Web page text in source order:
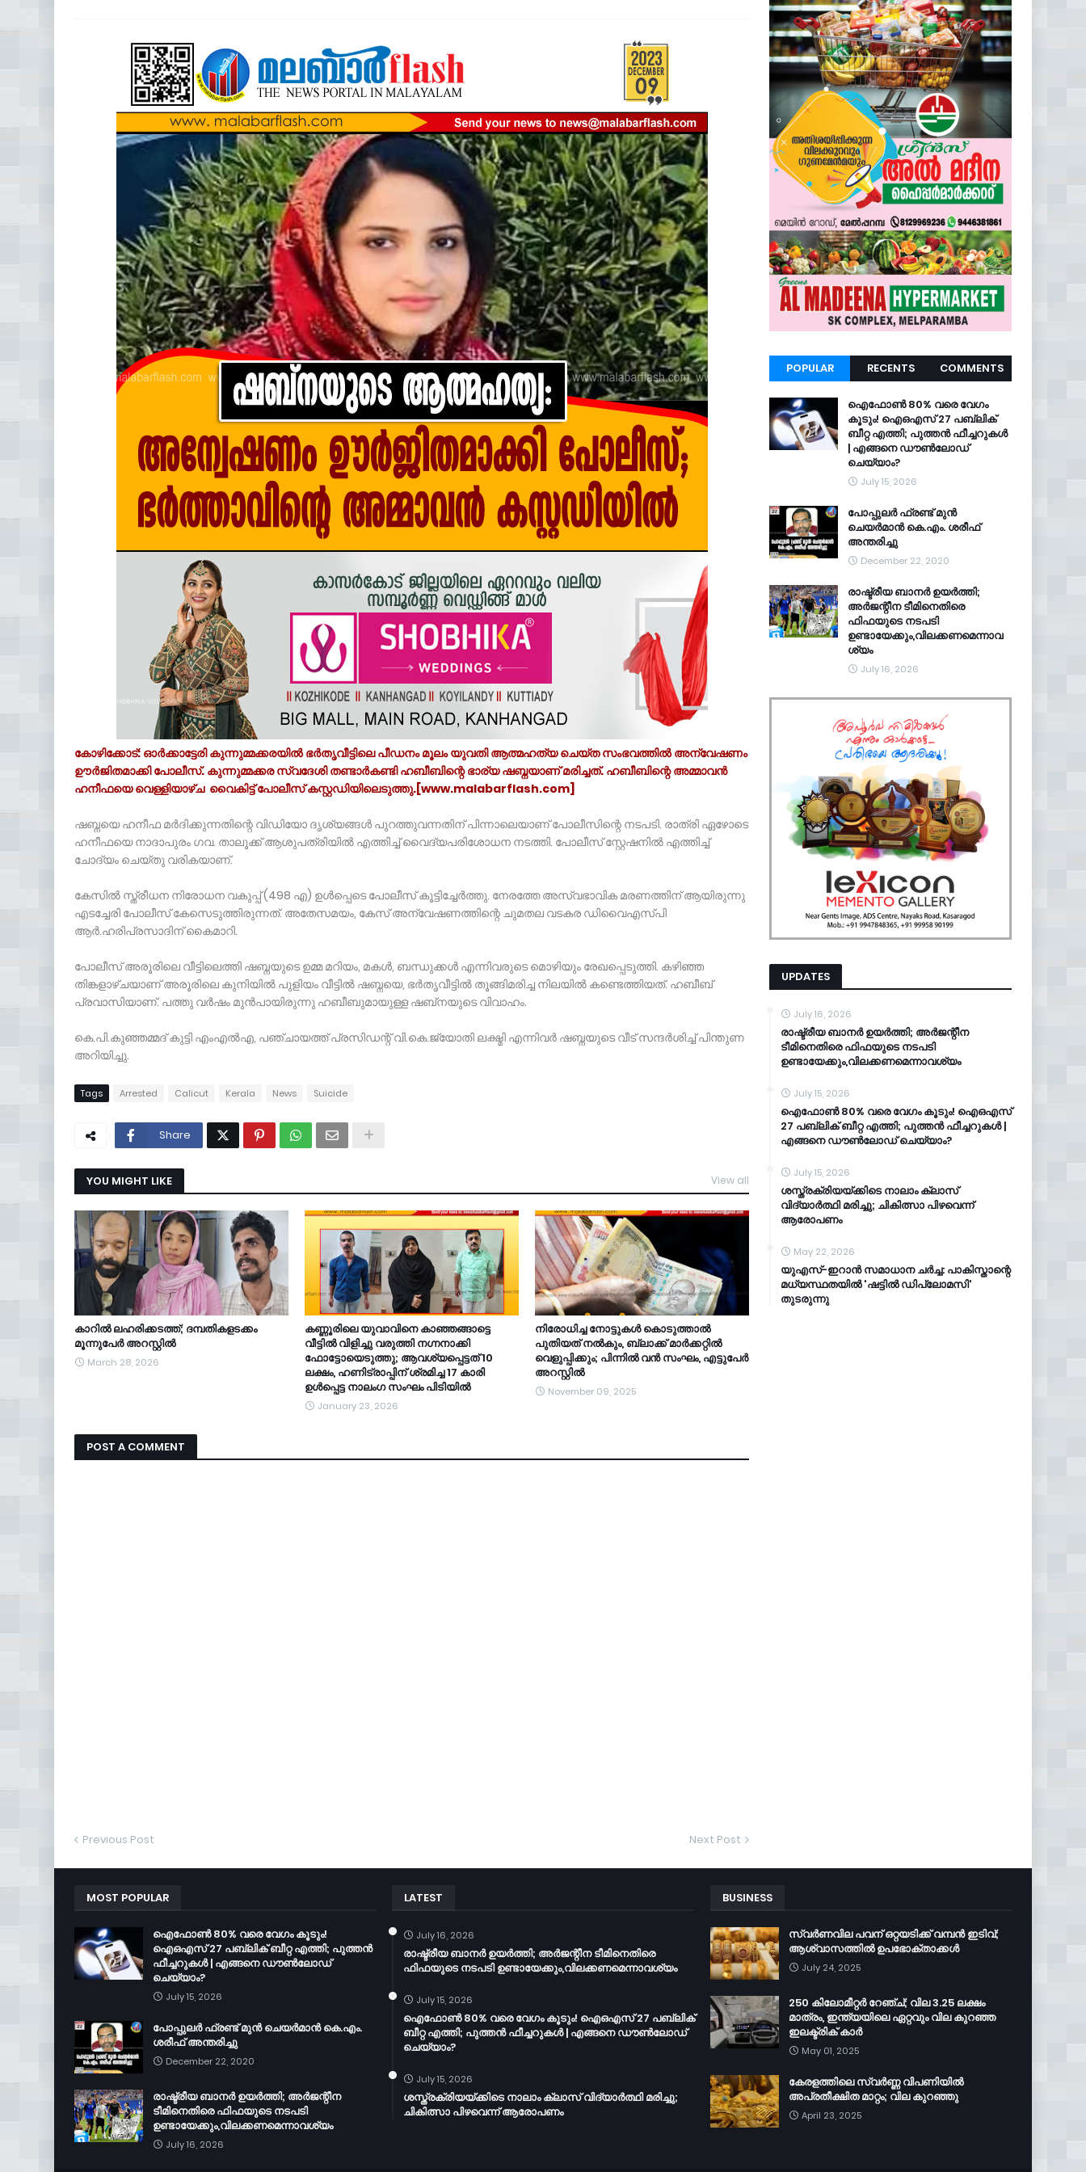
കോഴിക്കോട്: ഓർക്കാട്ടേരി കുന്നുമ്മക്കരയിൽ ഭര്‍തൃവീട്ടിലെ പീഡനം മൂലം യുവതി ആത്മഹത്യ ചെയ്ത സംഭവത്തിൽ അന്വേഷണം
ഊർജിതമാക്കി പോലീസ്. കുന്നുമ്മക്കര സ്വദേശി തണ്ടാർകണ്ടി ഹബീബിന്റെ ഭാര്യ ഷബ്നയാണ് മരിച്ചത്. ഹബീബിന്റെ അമ്മാവൻ
ഹനീഫയെ വെള്ളിയാഴ്ച വൈകിട്ട് പോലീസ് കസ്റ്റഡിയിലെടുത്തു.[www.malabarflash.com]
ഷബ്നയെ ഹനീഫ മർദിക്കുന്നതിന്റെ വിഡിയോ ദൃശ്യങ്ങൾ പുറത്തുവന്നതിന് പിന്നാലെയാണ് പോലീസിന്റെ നടപടി. രാത്രി ഏഴോടെ
ഹനീഫയെ നാദാപുരം ഗവ. താലൂക്ക് ആശുപത്രിയിൽ എത്തിച്ച് വൈദ്യപരിശോധന നടത്തി. പോലീസ് സ്റ്റേഷനിൽ എത്തിച്ച്
ചോദ്യം ചെയ്തു വരികയാണ്.
കേസിൽ സ്ത്രീധന നിരോധന വകുപ്പ് (498 എ) ഉൾപ്പെടെ പോലീസ് കൂട്ടിച്ചേർത്തു. നേരത്തേ അസ്വഭാവിക മരണത്തിന് ആയിരുന്നു
എടച്ചേരി പോലീസ് കേസെടുത്തിരുന്നത്. അതേസമയം, കേസ് അന്വേഷണത്തിന്റെ ചുമതല വടകര ഡിവൈഎസ്പി
ആർ.ഹരിപ്രസാദിന് കൈമാറി.
പോലീസ് അരൂരിലെ വീട്ടിലെത്തി ഷബ്നയുടെ ഉമ്മ മറിയം, മകൾ, ബന്ധുക്കൾ എന്നിവരുടെ മൊഴിയും രേഖപ്പെടുത്തി. കഴിഞ്ഞ
തിങ്കളാഴ്ചയാണ് അരൂരിലെ കുനിയിൽ പുളിയം വീട്ടിൽ ഷബ്നയെ, ഭർതൃവീട്ടിൽ തൂങ്ങിമരിച്ച നിലയിൽ കണ്ടെത്തിയത്. ഹബീബ്
പ്രവാസിയാണ്. പത്തു വര്‍ഷം മുൻപായിരുന്നു ഹബീബുമായുള്ള ഷബ്‌നയുടെ വിവാഹം.
കെ.പി.കുഞ്ഞമ്മദ് കുട്ടി എംഎൽഎ, പഞ്ചായത്ത് പ്രസിഡന്റ് വി.കെ.ജ്യോതി ലക്ഷ്മി എന്നിവർ ഷബ്നയുടെ വീട് സന്ദർശിച്ച് പിന്തുണ
അറിയിച്ചു.
Tags Arrested Calicut Kerala News Suicide
Share
YOU MIGHT LIKE View all
കാറിൽ ലഹരിക്കടത്ത്; ദമ്പതികളടക്കം
മൂന്നുപേർ അറസ്റ്റിൽ
March 28, 2026
കണ്ണൂരിലെ യുവാവിനെ കാഞ്ഞങ്ങാട്ടെ
വീട്ടിൽ വിളിച്ചു വരുത്തി നഗ്നനാക്കി
ഫോട്ടോയെടുത്തു; ആവശ്യപ്പെട്ടത് 10
ലക്ഷം, ഹണിട്രാപ്പിന് ശ്രമിച്ച 17 കാരി
ഉൾപ്പെട്ട നാലംഗ സംഘം പിടിയിൽ
January 23, 2026
നിരോധിച്ച നോട്ടുകൾ കൊടുത്താൽ
പുതിയത് നൽകും, ബ്ലാക്ക് മാർക്കറ്റിൽ
വെളുപ്പിക്കും; പിന്നിൽ വൻ സംഘം, എട്ടുപേർ
അറസ്റ്റിൽ
November 09, 2025
POST A COMMENT
Previous Post Next Post
POPULAR RECENTS COMMENTS
ഐഫോൺ 80% വരെ വേഗം
കൂടും! ഐഒഎസ് 27 പബ്ലിക്
ബീറ്റ എത്തി; പുത്തൻ ഫീച്ചറുകൾ
| എങ്ങനെ ഡൗൺലോഡ്
ചെയ്യാം?
July 15, 2026
പോപ്പുലർ ഫ്രണ്ട്​ മുൻ
ചെയർമാൻ കെ.എം. ശരീഫ്​
അന്തരിച്ചു
December 22, 2020
രാഷ്ട്രീയ ബാനർ ഉയർത്തി;
അർജന്റീന ടീമിനെതിരെ
ഫിഫയുടെ നടപടി
ഉണ്ടായേക്കും,വിലക്കണമെന്നാവ
ശ്യം
July 16, 2026
UPDATES
July 16, 2026
രാഷ്ട്രീയ ബാനർ ഉയർത്തി; അർജന്റീന
ടീമിനെതിരെ ഫിഫയുടെ നടപടി
ഉണ്ടായേക്കും,വിലക്കണമെന്നാവശ്യം
July 15, 2026
ഐഫോൺ 80% വരെ വേഗം കൂടും! ഐഒഎസ്
27 പബ്ലിക് ബീറ്റ എത്തി; പുത്തൻ ഫീച്ചറുകൾ |
എങ്ങനെ ഡൗൺലോഡ് ചെയ്യാം?
July 15, 2026
ശസ്ത്രക്രിയയ്ക്കിടെ നാലാം ക്ലാസ്
വിദ്യാർത്ഥി മരിച്ചു; ചികിത്സാ പിഴവെന്ന്
ആരോപണം
May 22, 2026
യുഎസ്-ഇറാൻ സമാധാന ചർച്ച: പാകിസ്താന്റെ
മധ്യസ്ഥതയിൽ 'ഷട്ടിൽ ഡിപ്ലോമസി'
തുടരുന്നു
MOST POPULAR
ഐഫോൺ 80% വരെ വേഗം കൂടും!
ഐഒഎസ് 27 പബ്ലിക് ബീറ്റ എത്തി; പുത്തൻ
ഫീച്ചറുകൾ | എങ്ങനെ ഡൗൺലോഡ്
ചെയ്യാം?
July 15, 2026
പോപ്പുലർ ഫ്രണ്ട്​ മുൻ ചെയർമാൻ കെ.എം.
ശരീഫ്​ അന്തരിച്ചു
December 22, 2020
രാഷ്ട്രീയ ബാനർ ഉയർത്തി; അർജന്റീന
ടീമിനെതിരെ ഫിഫയുടെ നടപടി
ഉണ്ടായേക്കും,വിലക്കണമെന്നാവശ്യം
July 16, 2026
LATEST
July 16, 2026
രാഷ്ട്രീയ ബാനർ ഉയർത്തി; അർജന്റീന ടീമിനെതിരെ
ഫിഫയുടെ നടപടി ഉണ്ടായേക്കും,വിലക്കണമെന്നാവശ്യം
July 15, 2026
ഐഫോൺ 80% വരെ വേഗം കൂടും! ഐഒഎസ് 27 പബ്ലിക്
ബീറ്റ എത്തി; പുത്തൻ ഫീച്ചറുകൾ | എങ്ങനെ ഡൗൺലോഡ്
ചെയ്യാം?
July 15, 2026
ശസ്ത്രക്രിയയ്ക്കിടെ നാലാം ക്ലാസ് വിദ്യാർത്ഥി മരിച്ചു;
ചികിത്സാ പിഴവെന്ന് ആരോപണം
BUSINESS
സ്വർണവില പവന് ഒറ്റയടിക്ക് വമ്പൻ ഇടിവ്;
ആശ്വാസത്തിൽ ഉപഭോക്താക്കൾ
July 24, 2025
250 കിലോമീറ്റർ റേഞ്ച്; വില 3.25 ലക്ഷം
മാത്രം, ഇന്ത്യയിലെ ഏറ്റവും വില കുറഞ്ഞ
ഇലക്ട്രിക് കാർ
May 01, 2025
കേരളത്തിലെ സ്വർണ്ണ വിപണിയിൽ
അപ്രതീക്ഷിത മാറ്റം; വില കുറഞ്ഞു
April 23, 2025